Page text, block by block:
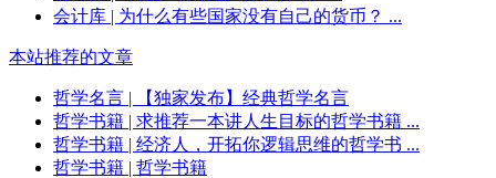
会计库 | 为什么有些国家没有自己的货币？ ...
本站推荐的文章
哲学名言 | 【独家发布】经典哲学名言
哲学书籍 | 求推荐一本讲人生目标的哲学书籍 ...
哲学书籍 | 经济人，开拓你逻辑思维的哲学书 ...
哲学书籍 | 哲学书籍